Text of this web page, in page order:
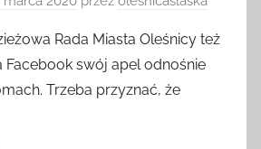
marca 2020 przez olesnicaslaska
Rada Miasta Oleśnicy też
Facebook swój apel odnośnie
Trzeba przyznać, że